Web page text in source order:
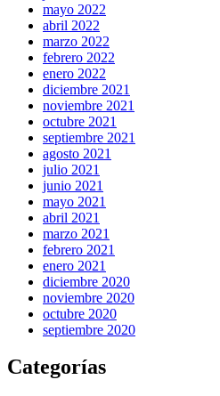
mayo 2022
abril 2022
marzo 2022
febrero 2022
enero 2022
diciembre 2021
noviembre 2021
octubre 2021
septiembre 2021
agosto 2021
julio 2021
junio 2021
mayo 2021
abril 2021
marzo 2021
febrero 2021
enero 2021
diciembre 2020
noviembre 2020
octubre 2020
septiembre 2020
Categorías